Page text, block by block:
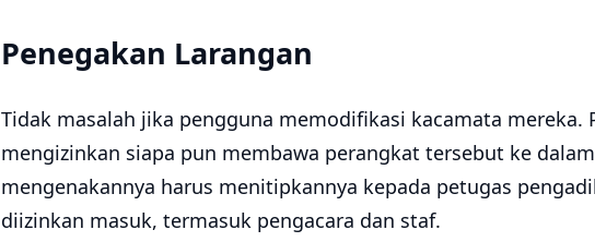
Penegakan Larangan
Tidak masalah jika pengguna memodifikasi kacamata mereka.
mengizinkan siapa pun membawa perangkat tersebut ke
mengenakannya harus menitipkannya kepada petugas
diizinkan masuk, termasuk pengacara dan staf.